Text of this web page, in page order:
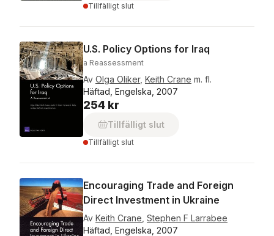
Tillfälligt slut
U.S. Policy Options for Iraq
a Reassessment
Av Olga Oliker, Keith Crane m. fl.
Häftad, Engelska, 2007
254 kr
Tillfälligt slut
Tillfälligt slut
Encouraging Trade and Foreign
Direct Investment in Ukraine
Av Keith Crane Stephen F Larrabee
Häftad, Engelska, 2007